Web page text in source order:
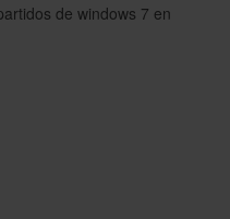
de windows 7 en